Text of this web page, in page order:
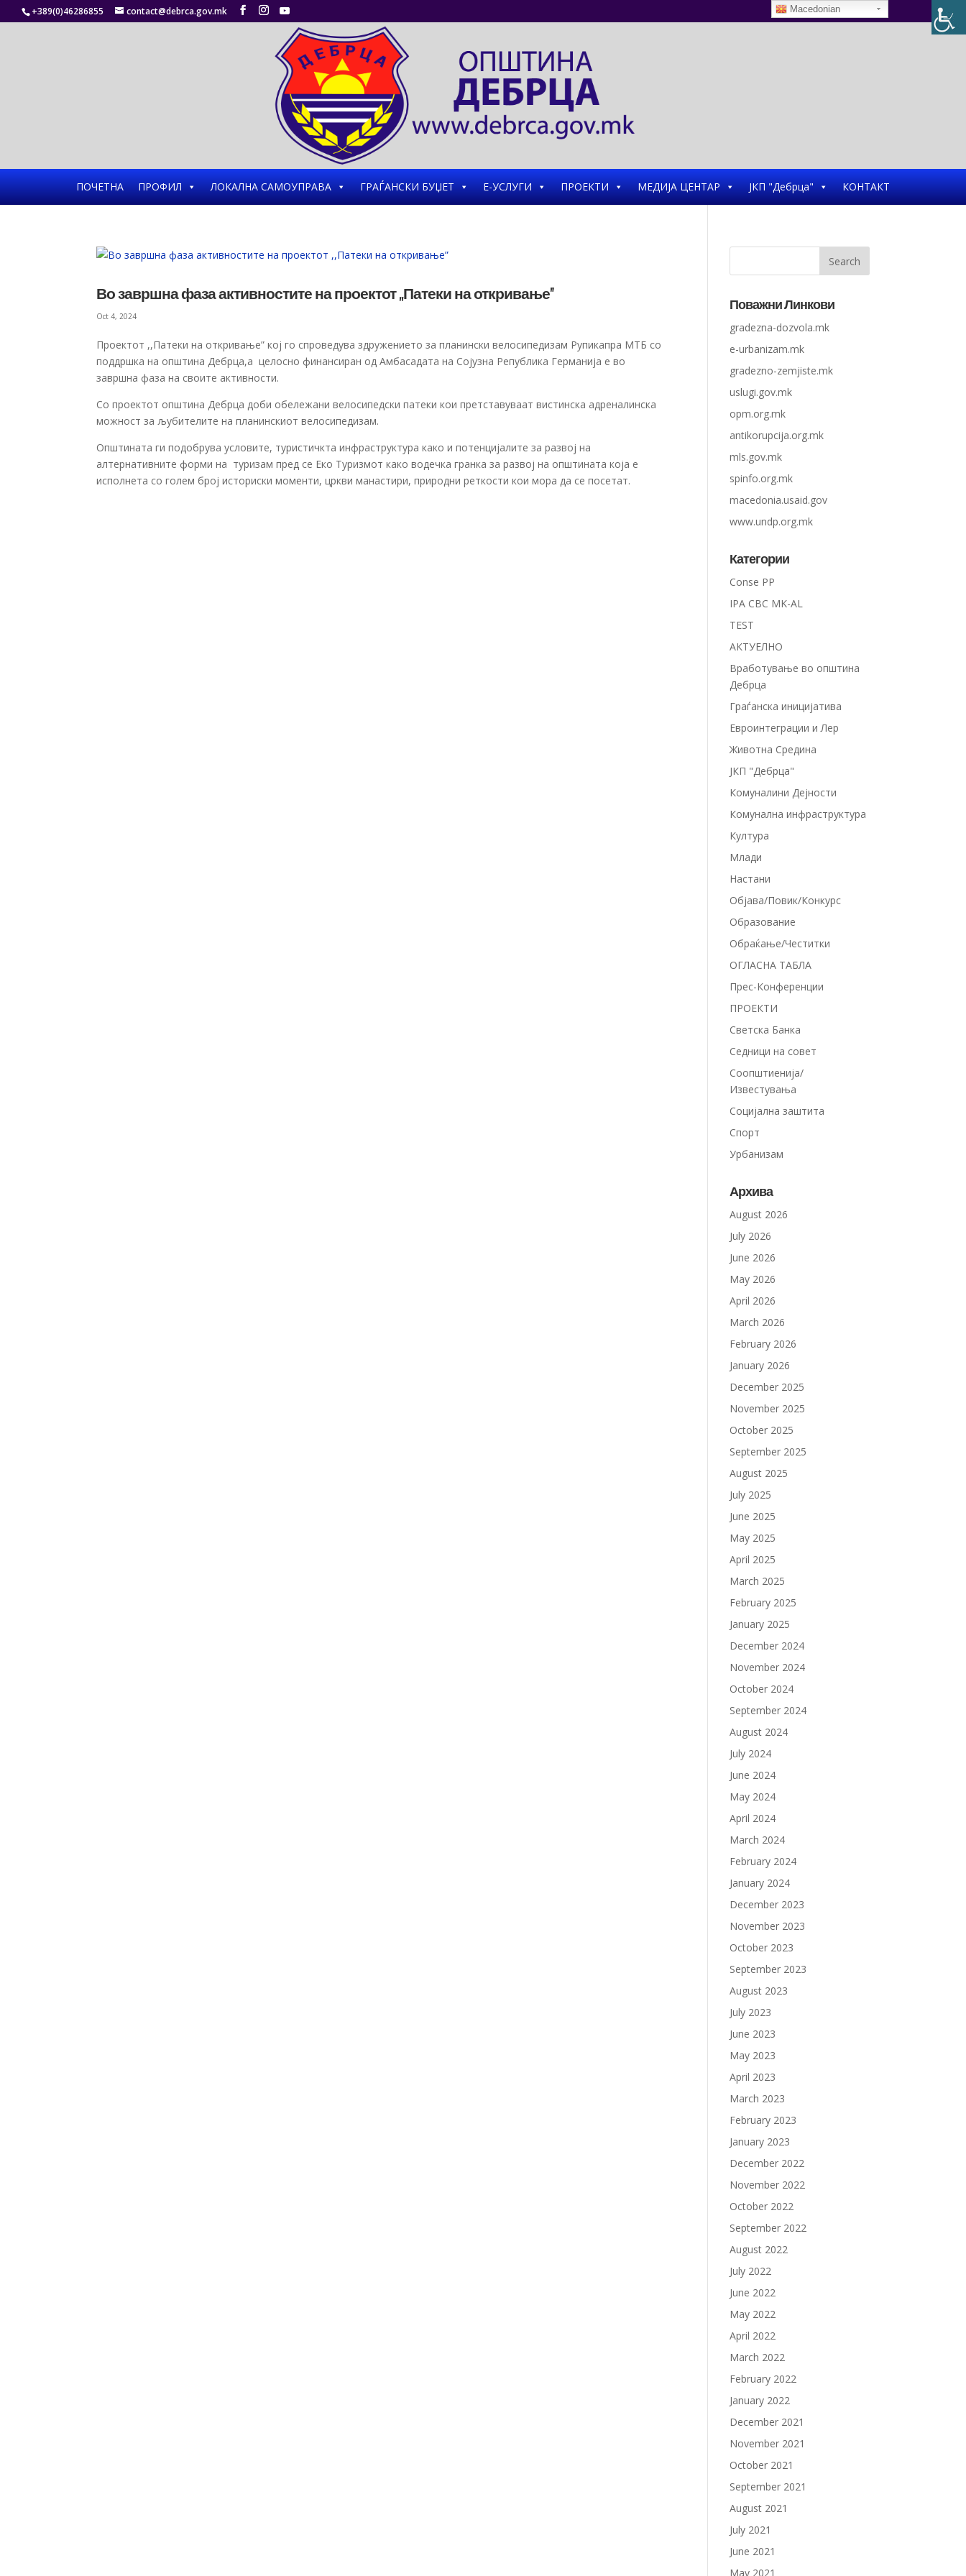
+389(0)46286855 contact@debrca.gov.mk
ПОЧЕТНА ПРОФИЛ ЛОКАЛНА САМОУПРАВА ГРАЃАНСКИ БУЏЕТ Е-УСЛУГИ ПРОЕКТИ МЕДИЈА ЦЕНТАР ЈКП "Дебрца" КОНТАКТ
Во завршна фаза активностите на проектот ,,Патеки на откривање”
Oct 4, 2024
Проектот ,,Патеки на откривање” кој го спроведува здружението за планински велосипедизам Рупикапра МТБ со
поддршка на општина Дебрца,а целосно финансиран од Амбасадата на Сојузна Република Германија е во
завршна фаза на своите активности.
Со проектот општина Дебрца доби обележани велосипедски патеки кои претставуваат вистинска адреналинска
можност за љубителите на планинскиот велосипедизам.
Општината ги подобрува условите, туристичкта инфраструктура како и потенцијалите за развој на
алтернативните форми на туризам пред се Еко Tуризмот како водечка гранка за развој на општината која е
исполнета со голем број историски моменти, цркви манастири, природни реткости кои мора да се посетат.
Поважни Линкови
gradezna-dozvola.mk
e-urbanizam.mk
gradezno-zemjiste.mk
uslugi.gov.mk
opm.org.mk
antikorupcija.org.mk
mls.gov.mk
spinfo.org.mk
macedonia.usaid.gov
www.undp.org.mk
Категории
Conse PP
IPA CBC MK-AL
TEST
АКТУЕЛНО
Вработување во општина
Дебрца
Граѓанска иницијатива
Евроинтеграции и Лер
Животна Средина
ЈКП "Дебрца"
Комуналини Дејности
Комунална инфраструктура
Култура
Млади
Настани
Објава/Повик/Конкурс
Образование
Обраќање/Честитки
ОГЛАСНА ТАБЛА
Прес-Конференции
ПРОЕКТИ
Светска Банка
Седници на совет
Соопштиенија/
Известувања
Социјална заштита
Спорт
Урбанизам
Архива
August 2026
July 2026
June 2026
May 2026
April 2026
March 2026
February 2026
January 2026
December 2025
November 2025
October 2025
September 2025
August 2025
July 2025
June 2025
May 2025
April 2025
March 2025
February 2025
January 2025
December 2024
November 2024
October 2024
September 2024
August 2024
July 2024
June 2024
May 2024
April 2024
March 2024
February 2024
January 2024
December 2023
November 2023
October 2023
September 2023
August 2023
July 2023
June 2023
May 2023
April 2023
March 2023
February 2023
January 2023
December 2022
November 2022
October 2022
September 2022
August 2022
July 2022
June 2022
May 2022
April 2022
March 2022
February 2022
January 2022
December 2021
November 2021
October 2021
September 2021
August 2021
July 2021
June 2021
May 2021
Macedonian